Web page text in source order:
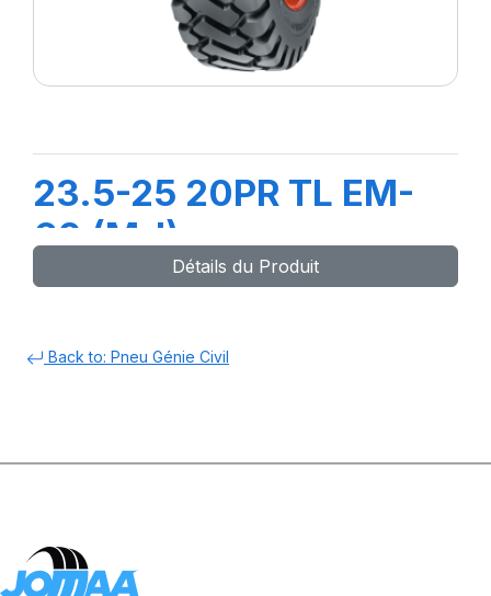
23.5-25 20PR TL EM-
60 (M-I)
Détails du Produit
Back to: Pneu Génie Civil